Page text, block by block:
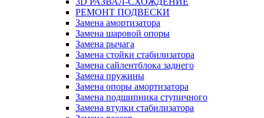
РЕМОНТ ПОДВЕСКИ
Замена амортизатора
Замена шаровой опоры
Замена рычага
Замена стойки стабилизатора
Замена сайлентблока заднего
Замена пружины
Замена опоры амортизатора
Замена подшипника ступичного
Замена втулки стабилизатора